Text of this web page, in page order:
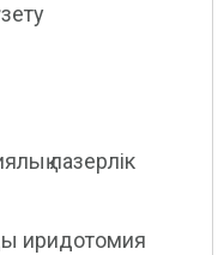
лазерлік
иридотомия